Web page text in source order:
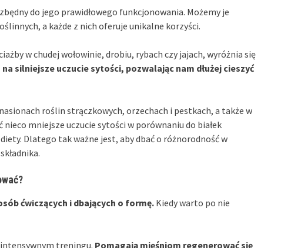
do jego prawidłowego funkcjonowania. Możemy je
a każde z nich oferuje unikalne korzyści.
w chudej wołowinie, drobiu, rybach czy jajach, wyróżnia się
na silniejsze uczucie sytości, pozwalając nam dłużej cieszyć
roślin strączkowych, orzechach i pestkach, a także w
mniejsze uczucie sytości w porównaniu do białek
Dlatego tak ważne jest, aby dbać o różnorodność w
ćwiczących i dbających o formę. Kiedy warto po nie
treningu. Pomagają mięśniom regenerować się